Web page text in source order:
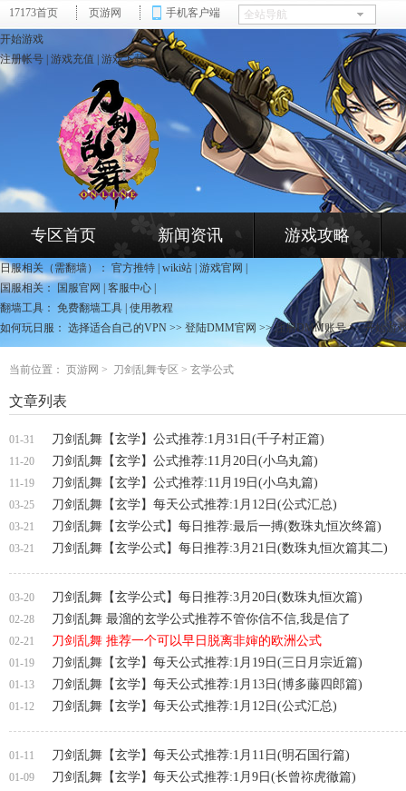
17173首页 页游网 手机客户端
dj.yeyou.com
页游网 - 刀剑乱舞专区
专区首页 新闻资讯 游戏攻略
日服相关（需翻墙）： 官方推特 wiki站 游戏官网
国服相关：
国服官网 客服中心
翻墙工具： 免费翻墙工具 使用教程
如何玩日服： 选择适合自己的VPN >> 登陆DMM官网 >>注册DMM账号>>开始游
开始游戏
注册帐号 游戏充值 游戏下载
当前位置： 页游网 > 刀剑乱舞专区 > 玄学公式
文章列表
01-31 刀剑乱舞【玄学】公式推荐:1月31日(千子村正篇)
11-20 刀剑乱舞【玄学】公式推荐:11月20日(小乌丸篇)
11-19 刀剑乱舞【玄学】公式推荐:11月19日(小乌丸篇)
03-25 刀剑乱舞【玄学】每天公式推荐:1月12日(公式汇总)
03-21 刀剑乱舞【玄学公式】每日推荐:最后一搏(数珠丸恒次终篇)
03-21 刀剑乱舞【玄学公式】每日推荐:3月21日(数珠丸恒次篇其二)
03-20 刀剑乱舞【玄学公式】每日推荐:3月20日(数珠丸恒次篇)
02-28 刀剑乱舞 最溜的玄学公式推荐不管你信不信,我是信了
02-21 刀剑乱舞 推荐一个可以早日脱离非婶的欧洲公式
01-19 刀剑乱舞【玄学】每天公式推荐:1月19日(三日月宗近篇)
01-13 刀剑乱舞【玄学】每天公式推荐:1月13日(博多藤四郎篇)
01-12 刀剑乱舞【玄学】每天公式推荐:1月12日(公式汇总)
01-11 刀剑乱舞【玄学】每天公式推荐:1月11日(明石国行篇)
01-09 刀剑乱舞【玄学】每天公式推荐:1月9日(长曾祢虎徹篇)